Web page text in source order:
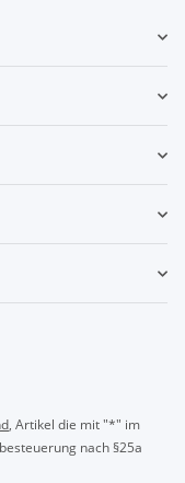
, Artikel die mit "*" im
nach §25a